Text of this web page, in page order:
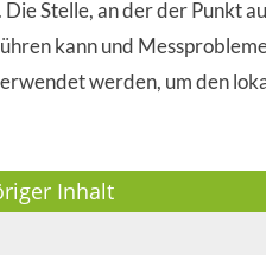
Stelle, an der der Punkt
kann und
werden, um den
Inhalt